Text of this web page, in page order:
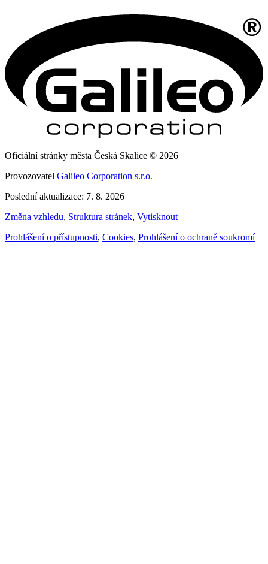
Oficiální stránky města Česká Skalice © 2026
Provozovatel Galileo Corporation s.r.o.
Poslední aktualizace: 7. 8. 2026
Změna vzhledu, Struktura stránek, Vytisknout
Prohlášení o přístupnosti, Cookies, Prohlášení o ochraně soukromí